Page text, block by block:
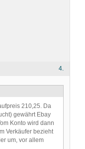
4.
210,25. Da
gewährt Ebay
Konto wird dann
Verkäufer bezieht
um, vor allem